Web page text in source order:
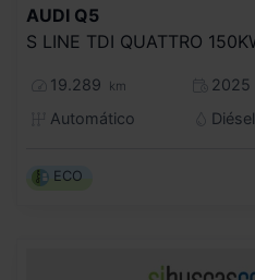
AUDI Q5
19.289 km
2025
Automático
Diésel
ECO